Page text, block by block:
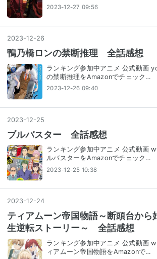
2023-12-27 09:56
2023-12-26
鴨乃橋ロンの禁断推理 全話感想
ランキング参加中アニメ 公式動画
の禁断推理をAmazonでチェック…
2023-12-26 09:40
2023-12-25
ブルバスター 全話感想
ランキング参加中アニメ 公式動画
ルバスターをAmazonでチェック…
2023-12-25 10:38
2023-12-24
ティアムーン帝国物語～断頭台から
生逆転ストーリー～ 全話感想
ランキング参加中アニメ 公式動画
ィアムーン帝国物語をAmazonで…